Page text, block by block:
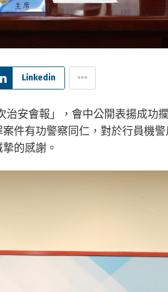
Linkedin
安會報」，會中公開表揚成功
件有功警察同仁，對於行員機
的感謝。